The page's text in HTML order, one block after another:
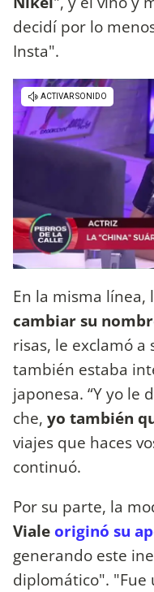
decidí por lo
Insta".
En la misma línea,
cambiar su
risas, le exclamó
también estaba
japonesa. “Y yo le
che, yo también
viajes que haces
continuó.
Por su parte, la
Viale originó su
generando este
diplomático". "Fue